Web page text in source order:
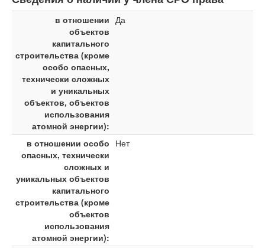
в отношении
объектов
капитального
строительства (кроме
особо опасных,
технически сложных
и уникальных
объектов, объектов
использования
атомной энергии):
Да
в отношении особо
опасных, технически
сложных и
уникальных объектов
капитального
строительства (кроме
объектов
использования
атомной энергии):
Нет